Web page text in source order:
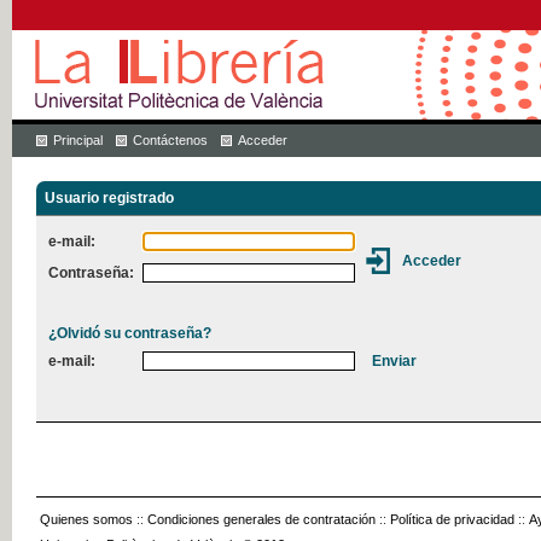
Principal Contáctenos Acceder
Usuario registrado
e-mail:
Contraseña:
¿Olvidó su contraseña?
e-mail:
Quienes somos :: Condiciones generales de contratación :: Política de privacidad ::